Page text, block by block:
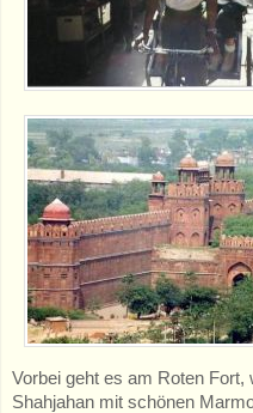
Vorbei geht es am Roten
Shahjahan mit schönen